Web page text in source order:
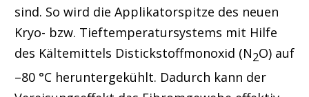
sind. So wird die Applikatorspitze des neuen
Kryo- bzw. Tieftemperatursystems mit Hilfe
des Kältemittels Distickstoffmonoxid (N2O) auf
–80 °C heruntergekühlt. Dadurch kann der